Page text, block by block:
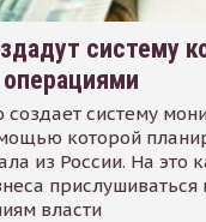
систему
создает систему
которой
из России. На это
прислушиваться
власти